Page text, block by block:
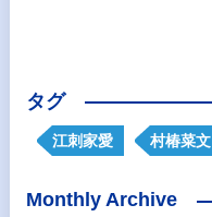
タグ
江刺家愛 村椿菜文
Monthly Archive